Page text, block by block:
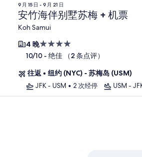
9 月 15 日 - 9 月 21 日
安竹海伴别墅苏梅 + 机票
Koh Samui
4 晚4.0
星
宿
10/10 - 绝佳 （2 条点评）
往返 • 纽约 (NYC) - 苏梅岛 (USM)
JFK - USM • 2 次经停 USM -